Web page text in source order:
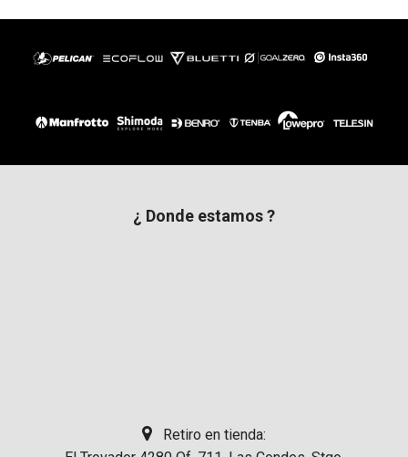
¿ Donde estamos ?
Retiro en tienda: